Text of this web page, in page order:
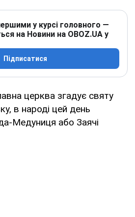
у курсі головного —
на Новини на OBOZ.UA у
Підписатися
церква згадує святу
в народі цей день
Медуниця або Заячі